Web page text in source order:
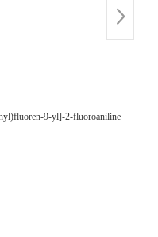
9-yl]-2-fluoroaniline